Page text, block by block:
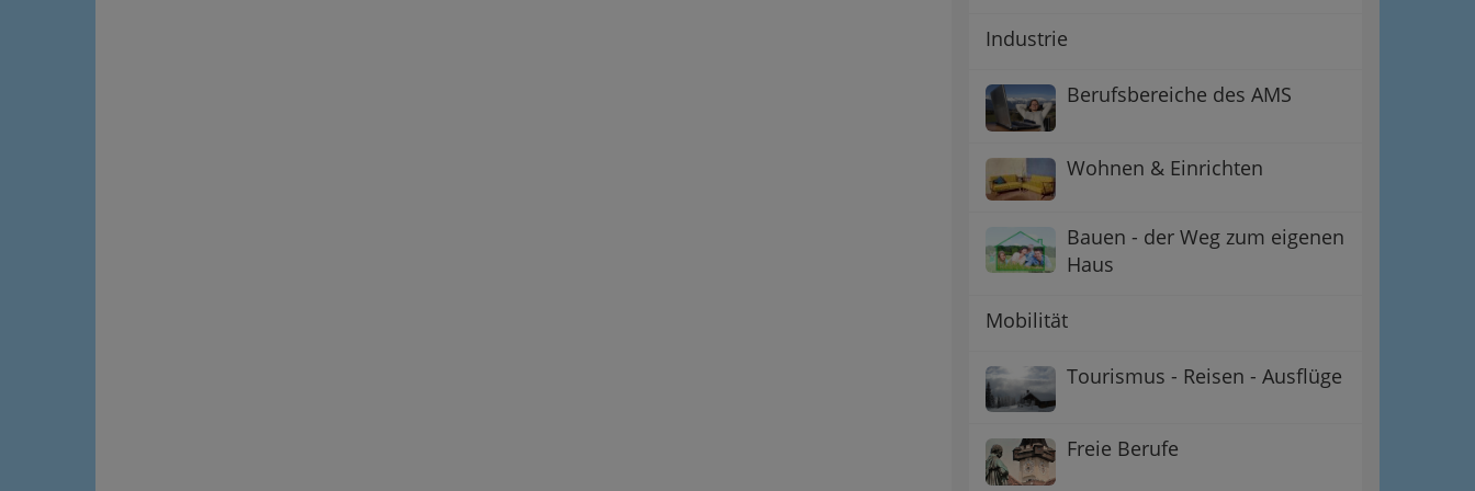
Industrie
Berufsbereiche des AMS
Wohnen & Einrichten
Bauen - der Weg zum eigenen
Haus
Mobilität
Tourismus - Reisen - Ausflüge
Freie Berufe